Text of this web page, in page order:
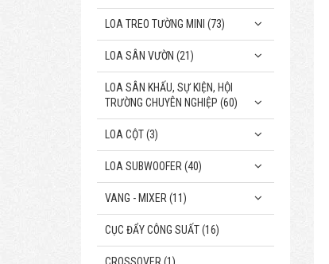
LOA TREO TƯỜNG MINI (73)
LOA SÂN VƯỜN (21)
LOA SÂN KHẤU, SỰ KIỆN, HỘI
TRƯỜNG CHUYÊN NGHIỆP (60)
LOA CỘT (3)
LOA SUBWOOFER (40)
VANG - MIXER (11)
CỤC ĐẨY CÔNG SUẤT (16)